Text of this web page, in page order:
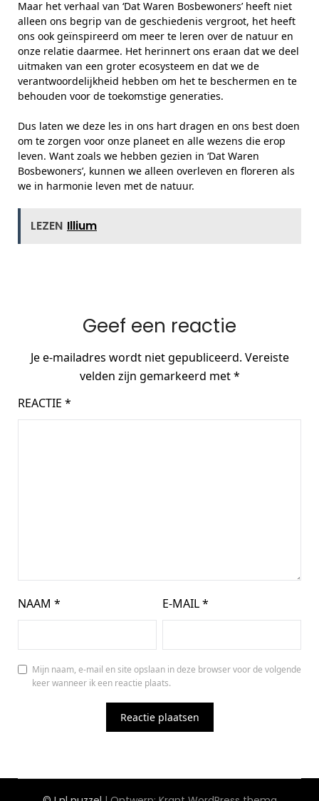
Maar het verhaal van ‘Dat Waren Bosbewoners’ heeft niet
alleen ons begrip van de geschiedenis vergroot, het heeft
ons ook geïnspireerd om meer te leren over de natuur en
onze relatie daarmee. Het herinnert ons eraan dat we deel
uitmaken van een groter ecosysteem en dat we de
verantwoordelijkheid hebben om het te beschermen en te
behouden voor de toekomstige generaties.
Dus laten we deze les in ons hart dragen en ons best doen
om te zorgen voor onze planeet en alle wezens die erop
leven. Want zoals we hebben gezien in ‘Dat Waren
Bosbewoners’, kunnen we alleen overleven en floreren als
we in harmonie leven met de natuur.
LEZEN Illium
Geef een reactie
Je e-mailadres wordt niet gepubliceerd. Vereiste
velden zijn gemarkeerd met*
REACTIE *
NAAM * E-MAIL*
Mijn naam, e-mail en site opslaan in deze browser voor de volgende
keer wanneer ik een reactie plaats.